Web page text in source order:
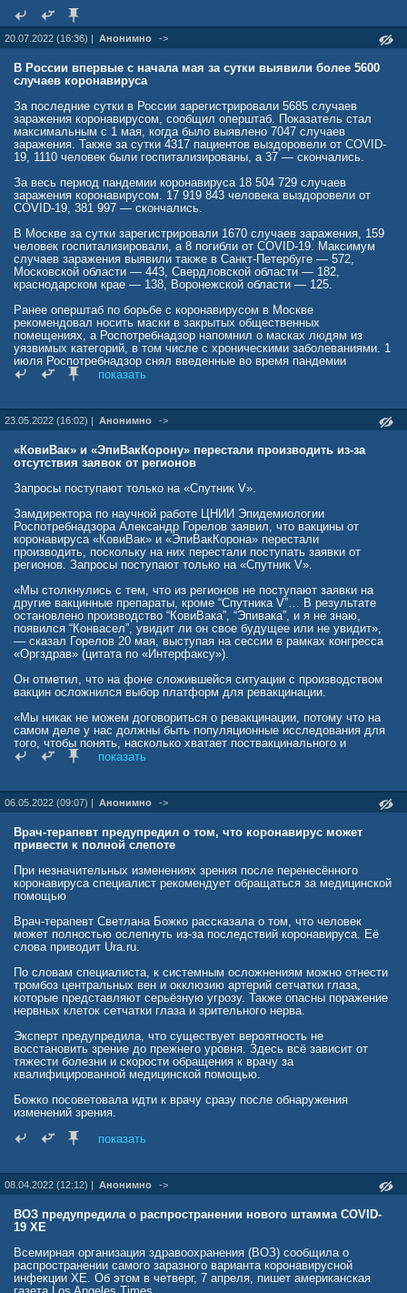
20.07.2022 (16:36) | Анонимно ->
В России впервые с начала мая за сутки выявили более 5600
случаев коронавируса
За последние сутки в России зарегистрировали 5685 случаев
заражения коронавирусом, сообщил оперштаб. Показатель стал
максимальным с 1 мая, когда было выявлено 7047 случаев
заражения. Также за сутки 4317 пациентов выздоровели от COVID-
19, 1110 человек были госпитализированы, а 37 — скончались.
За весь период пандемии коронавируса 18 504 729 случаев
заражения коронавирусом. 17 919 843 человека выздоровели от
COVID-19, 381 997 — скончались.
В Москве за сутки зарегистрировали 1670 случаев заражения, 159
человек госпитализировали, а 8 погибли от COVID-19. Максимум
случаев заражения выявили также в Санкт-Петербуге — 572,
Московской области — 443, Свердловской области — 182,
краснодарском крае — 138, Воронежской области — 125.
Ранее оперштаб по борьбе с коронавирусом в Москве
рекомендовал носить маски в закрытых общественных
помещениях, а Роспотребнадзор напомнил о масках людям из
уязвимых категорий, в том числе с хроническими заболеваниями. 1
июля Роспотребнадзор снял введенные во время пандемии
коронавирусные ограничения. Такое решение ведомство приняло в
news.mail.ru/incident/52265382/?frommail=1&utm_partner_id=969
показать
23.05.2022 (16:02) | Анонимно ->
«КовиВак» и «ЭпиВакКорону» перестали производить из-за
отсутствия заявок от регионов
Запросы поступают только на «Спутник V».
Замдиректора по научной работе ЦНИИ Эпидемиологии
Роспотребнадзора Александр Горелов заявил, что вакцины от
коронавируса «КовиВак» и «ЭпиВакКорона» перестали
производить, поскольку на них перестали поступать заявки от
регионов. Запросы поступают только на «Спутник V».
«Мы столкнулись с тем, что из регионов не поступают заявки на
другие вакцинные препараты, кроме “Спутника V”… В результате
остановлено производство “КовиВака”, “Эпивака”, и я не знаю,
появился “Конвасел”, увидит ли он свое будущее или не увидит»,
— сказал Горелов 20 мая, выступая на сессии в рамках конгресса
«Оргздрав» (цитата по «Интерфаксу»).
Он отметил, что на фоне сложившейся ситуации с производством
вакцин осложнился выбор платформ для ревакцинации.
«Мы никак не можем договориться о ревакцинации, потому что на
самом деле у нас должны быть популяционные исследования для
того, чтобы понять, насколько хватает поствакцинального и
постинфекционного иммунитета. В какие сроки нужно проводить
сочетание различных вакцин необходимо для обеспечения
максимальной защищенности организма от коронавирусной
18 мая первый заместитель гендиректора биофармацевтической
«КовиВака» приостановлено из-за отсутствия спроса и заказов от
Минздрава.
frommail=ft_ml
показать
06.05.2022 (09:07) | Анонимно ->
Врач-терапевт предупредил о том, что коронавирус может
привести к полной слепоте
При незначительных изменениях зрения после перенесённого
коронавируса специалист рекомендует обращаться за медицинской
помощью
Врач-терапевт Светлана Божко рассказала о том, что человек
может полностью ослепнуть из-за последствий коронавируса. Её
слова приводит Ura.ru.
По словам специалиста, к системным осложнениям можно отнести
тромбоз центральных вен и окклюзию артерий сетчатки глаза,
которые представляют серьёзную угрозу. Также опасны поражение
нервных клеток сетчатки глаза и зрительного нерва.
Эксперт предупредила, что существует вероятность не
восстановить зрение до прежнего уровня. Здесь всё зависит от
тяжести болезни и скорости обращения к врачу за
квалифицированной медицинской помощью.
Божко посоветовала идти к врачу сразу после обнаружения
изменений зрения.
Ранее врач-инфекционист предупредил о том, что после
www.amic.ru/news/medicine/vrach-terapevt-predupredil-o-tom-chto-
показать
08.04.2022 (12:12) | Анонимно ->
ВОЗ предупредила о распространении нового штамма COVID-
19 XE
Всемирная организация здравоохранения (ВОЗ) сообщила о
распространении самого заразного варианта коронавирусной
инфекции XE. Об этом в четверг, 7 апреля, пишет американская